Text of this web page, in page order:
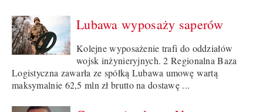
Lubawa wyposaży saperów
Kolejne wyposażenie trafi do oddziałów
wojsk inżynieryjnych. 2 Regionalna Baza
Logistyczna zawarła ze spółką Lubawa umowę wartą
maksymalnie 62,5 mln zł brutto na dostawę ...